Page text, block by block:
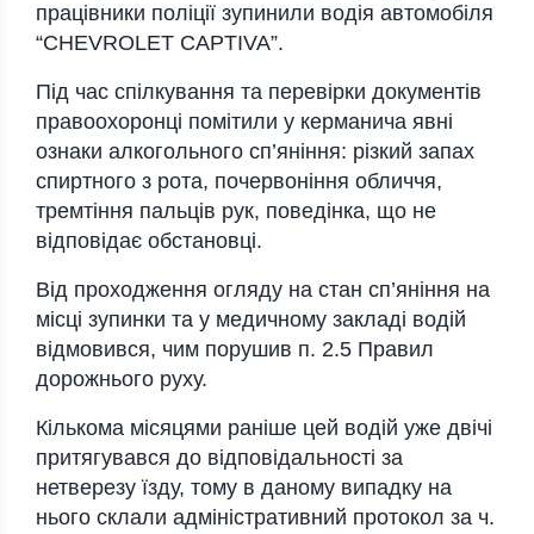
працівники поліції зупинили водія автомобіля
“CHEVROLET CAPTIVA”.
Під час спілкування та перевірки документів
правоохоронці помітили у керманича явні
ознаки алкогольного сп’яніння: різкий запах
спиртного з рота, почервоніння обличчя,
тремтіння пальців рук, поведінка, що не
відповідає обстановці.
Від проходження огляду на стан сп’яніння на
місці зупинки та у медичному закладі водій
відмовився, чим порушив п. 2.5 Правил
дорожнього руху.
Кількома місяцями раніше цей водій уже двічі
притягувався до відповідальності за
нетверезу їзду, тому в даному випадку на
нього склали адміністративний протокол за ч.